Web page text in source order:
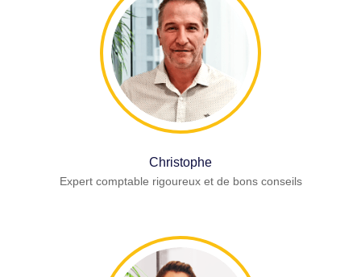
Christophe
Expert comptable rigoureux et de bons conseils